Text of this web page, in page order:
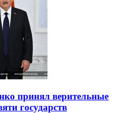
принял верительные
государств